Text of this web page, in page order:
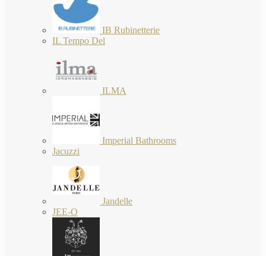
IB Rubinetterie
IL Tempo Del
ILMA
Imperial Bathrooms
Jacuzzi
Jandelle
JEE-O